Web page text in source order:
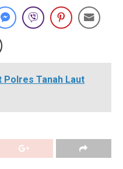
Polres Tanah Laut